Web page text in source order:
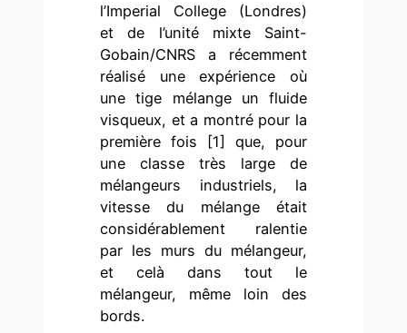
l’Imperial College (Londres)
et de l’unité mixte Saint-
Gobain/CNRS a récemment
réalisé une expérience où
une tige mélange un fluide
visqueux, et a montré pour la
première fois [1] que, pour
une classe très large de
mélangeurs industriels, la
vitesse du mélange était
considérablement ralentie
par les murs du mélangeur,
et celà dans tout le
mélangeur, même loin des
bords.